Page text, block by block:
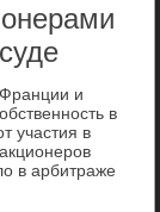
и
в
участия в
в арбитраже